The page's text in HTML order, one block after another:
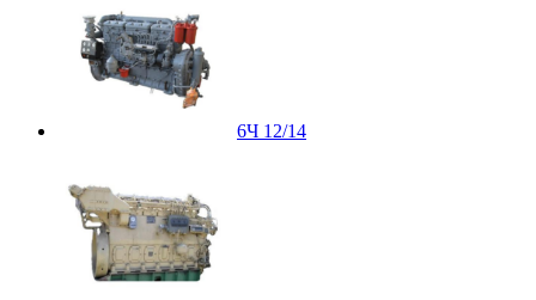
6Ч 12/14